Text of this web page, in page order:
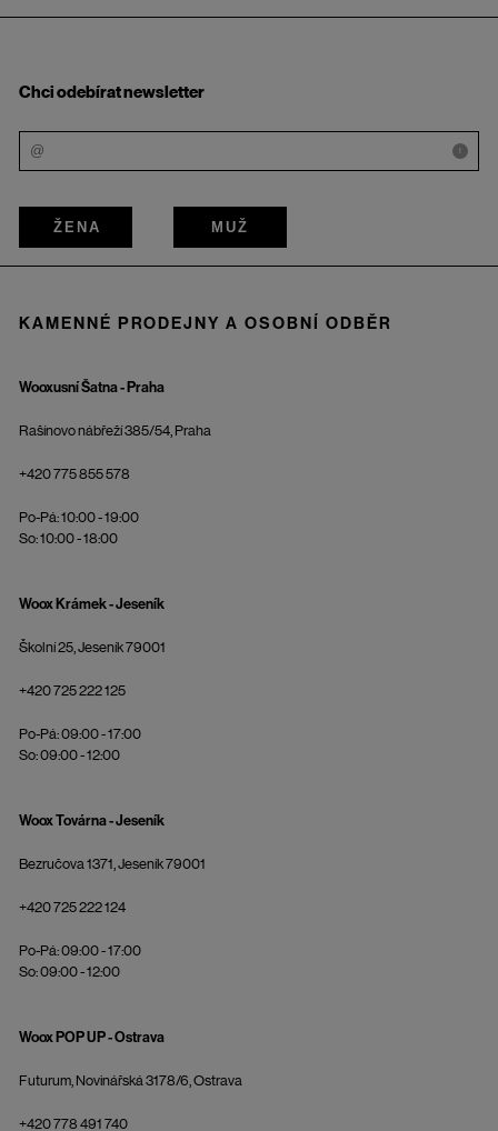
Chci odebírat newsletter
i
ŽENA MUŽ
KAMENNÉ PRODEJNY A OSOBNÍ ODBĚR
Wooxusní Šatna - Praha
Rašínovo nábřeží 385/54, Praha
+420 775 855 578
Po-Pá: 10:00 - 19:00
So: 10:00 - 18:00
Woox Krámek - Jeseník
Školní 25, Jeseník 79001
+420 725 222 125
Po-Pá: 09:00 - 17:00
So: 09:00 - 12:00
Woox Továrna - Jeseník
Bezručova 1371, Jeseník 79001
+420 725 222 124
Po-Pá: 09:00 - 17:00
So: 09:00 - 12:00
Woox POP UP - Ostrava
Futurum, Novinářská 3178/6, Ostrava
+420 778 491 740